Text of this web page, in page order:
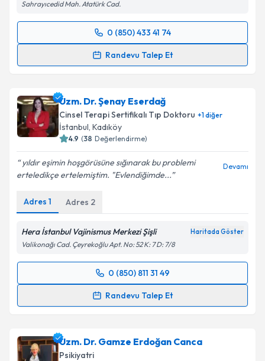
Sahrayıcedid Mah. Atatürk Cad.
0 (850) 433 41 74
Randevu Talep Et
Randevu Takvimi Talebi
için bir takvim hazırlandığında e-posta ile
bilgilendireceğiz.
E-posta Adresiniz
Metni 'ni okudum ve kişisel verilerimin belirtilen
Uzm. Dr. Şenay Eserdağ
Cinsel Terapi Sertifikalı Tıp Doktoru +1diğer
İstanbul, Kadıköy
4.9 (38 Değerlendirme)
yıldır eşimin hoşgörüsüne sığınarak bu problemi
erteledikçe ertelemiştim. "Evlendiğimde...
Devamı
Adres 1 Adres 2
Hera İstanbul Vajinismus Merkezi Şişli Haritada Göster
Valikonağı Cad. Çeyrekoğlu Apt. No: 52 K: 7 D: 7/8
0 (850) 811 31 49
Randevu Talep Et
Randevu Takvimi Talebi
takvim hazırlandığında e-posta ile bilgilendireceğiz.
Uzm. Dr. Gamze Erdoğan Canca
Psikiyatri